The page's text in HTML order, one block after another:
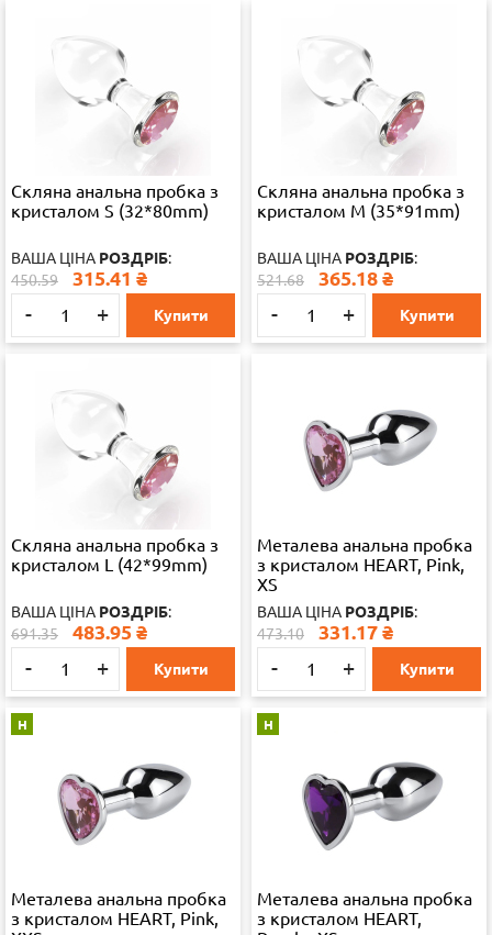
Скляна анальна пробка з
кристалом S (32*80mm)
ВАША ЦІНА РОЗДРІБ:
450.59
315.41 ₴
- + Купити
Скляна анальна пробка з
кристалом M (35*91mm)
ВАША ЦІНА РОЗДРІБ:
521.68
365.18 ₴
- + Купити
Скляна анальна пробка з
кристалом L (42*99mm)
ВАША ЦІНА РОЗДРІБ:
691.35
483.95 ₴
- + Купити
Металева анальна пробка
з кристалом HEART, Pink,
XS
ВАША ЦІНА РОЗДРІБ:
473.10
331.17 ₴
- + Купити
Н
Металева анальна пробка
з кристалом HEART, Pink,
Н
Металева анальна пробка
з кристалом HEART,